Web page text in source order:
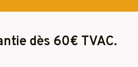
dès 60€ TVAC.